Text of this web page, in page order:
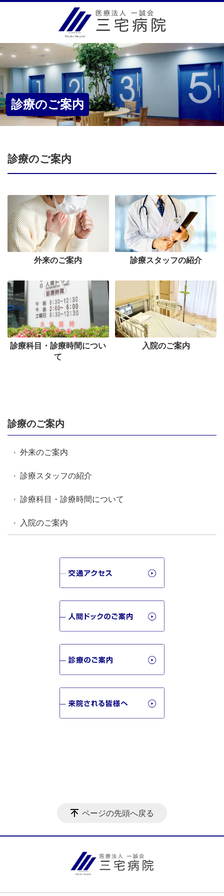
診療のご案内
診療のご案内
外来のご案内 診療スタッフの紹介
診療科目・診療時間につい
て
入院のご案内
診療のご案内
外来のご案内
診療スタッフの紹介
診療科目・診療時間について
入院のご案内
ページの先頭へ戻る